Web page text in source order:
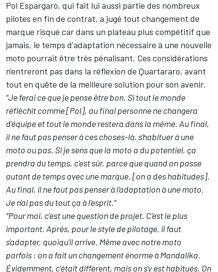
Pol Espargaró, qui fait lui aussi partie des nombreux
pilotes en fin de contrat, a jugé tout changement de
marque risqué car dans un plateau plus compétitif que
jamais, le temps d'adaptation nécessaire à une nouvelle
moto pourrait être très pénalisant. Ces considérations
n'entreront pas dans la réflexion de Quartararo, avant
tout en quête de la meilleure solution pour son avenir.
"Je ferai ce que je pense être bon. Si tout le monde
réfléchit comme [Pol], au final personne ne changera
d'équipe et tout le monde restera dans la même. Au final,
il ne faut pas penser à ces choses-là, s'habituer à une
moto ou pas. Si je sens que la moto a du potentiel, ça
prendra du temps, c'est sûr, parce que quand on passe
autant de temps avec une marque, [on a des habitudes].
Au final, il ne faut pas penser à l'adaptation à une moto.
Je n'ai pas du tout ça à l'esprit."
"Pour moi, c'est une question de projet. C'est le plus
important. Après, pour le style de pilotage, il faut
s'adapter, quoiqu'il arrive. Même avec notre moto
parfois : on a fait un changement énorme à Mandalika.
Évidemment, c'était différent, mais on s'y est habitués. On